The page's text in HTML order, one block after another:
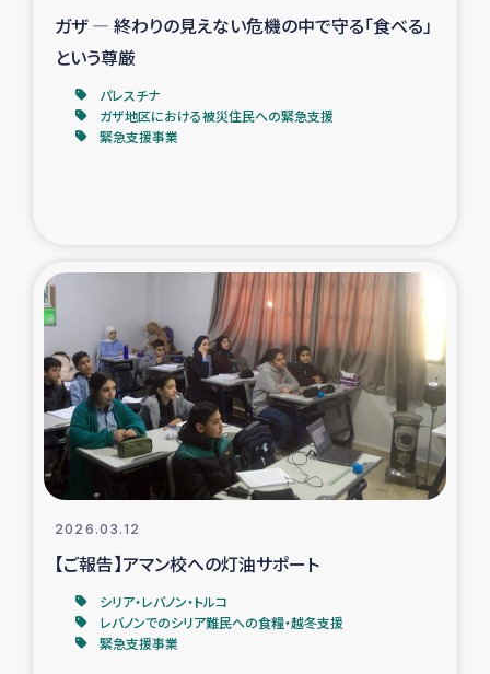
レバノンでのシリア難民への教育支援事業
海外ルーツの市民との共生
復興応援隊の活動
仮設住宅生活支援・農業復興支援
漁業復興支援
インターン・ボランティア日誌
居場所づくり
ガザ ― 終わりの見えない危機の中で守る「食べる」
という尊厳
パレスチナ
ガザ地区における被災住民への緊急支援
緊急支援事業
2026.03.12
【ご報告】アマン校への灯油サポート
シリア・レバノン・トルコ
レバノンでのシリア難民への食糧・越冬支援
緊急支援事業